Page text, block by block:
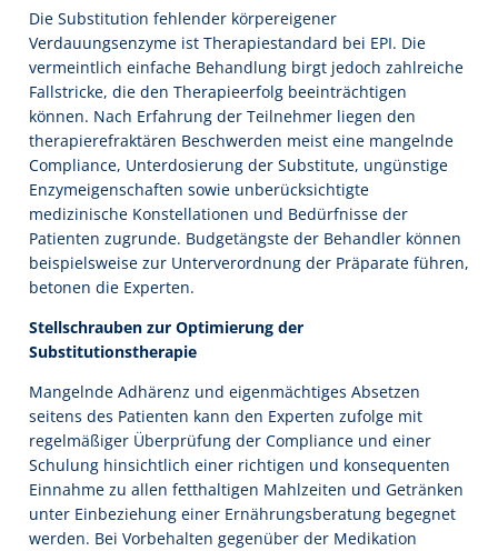
Die Substitution fehlender körpereigener
Verdauungsenzyme ist Therapiestandard bei EPI. Die
vermeintlich einfache Behandlung birgt jedoch zahlreiche
Fallstricke, die den Therapieerfolg beeinträchtigen
können. Nach Erfahrung der Teilnehmer liegen den
therapierefraktären Beschwerden meist eine mangelnde
Compliance, Unterdosierung der Substitute, ungünstige
Enzymeigenschaften sowie unberücksichtigte
medizinische Konstellationen und Bedürfnisse der
Patienten zugrunde. Budgetängste der Behandler können
beispielsweise zur Unterverordnung der Präparate führen,
betonen die Experten.
Stellschrauben zur Optimierung der
Substitutionstherapie
Mangelnde Adhärenz und eigenmächtiges Absetzen
seitens des Patienten kann den Experten zufolge mit
regelmäßiger Überprüfung der Compliance und einer
Schulung hinsichtlich einer richtigen und konsequenten
Einnahme zu allen fetthaltigen Mahlzeiten und Getränken
unter Einbeziehung einer Ernährungsberatung begegnet
werden. Bei Vorbehalten gegenüber der Medikation